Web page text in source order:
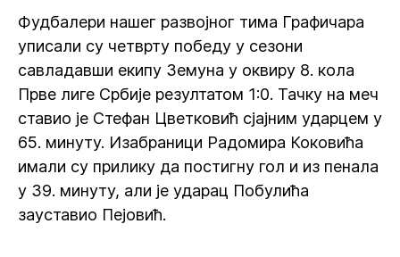
Фудбалери нашег развојног тима Графичара
уписали су четврту победу у сезони
савладавши екипу Земуна у оквиру 8. кола
Прве лиге Србије резултатом 1:0. Тачку на меч
ставио је Стефан Цветковић сјајним ударцем у
65. минуту. Изабраници Радомира Коковића
имали су прилику да постигну гол и из пенала
у 39. минуту, али је ударац Побулића
зауставио Пејовић.